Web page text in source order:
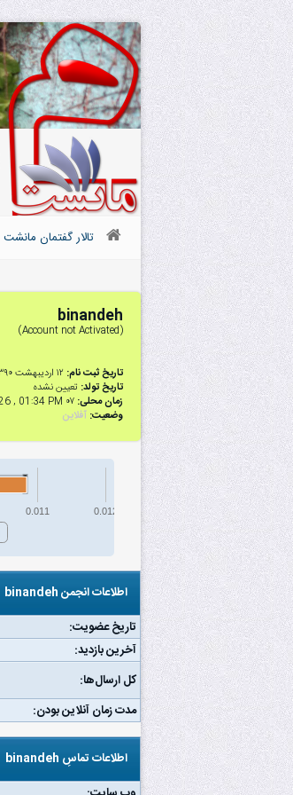
تالار گفتمان مانشت
binandeh
(Account not Activated)
تاریخ ثبت نام: ۱۲ اردیبهشت ۱۳۹۰
تاریخ تولد: تعیین نشده
زمان محلی: ۰۷ August 2026 , 01:34 PM
وضعیت: آفلاین
0.011 0.012
اطلاعات انجمن binandeh
تاریخ عضویت:
آخرین بازدید:
کل ارسال‌ها:
مدت زمان آنلاین بودن:
اطلاعات تماسِ binandeh